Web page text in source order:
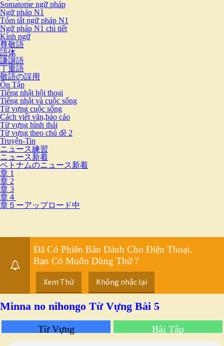
Somatome ngữ pháp
Ngữ pháp N1
Tóm tắt ngữ pháp N1
Ngữ pháp N1 chi tiết
Kính ngữ
尊敬語
語体
謙譲語
丁重語
敬語の誤用
Ôn Tập
Tiếng nhật hội thoại
Tiếng nhật và cuộc sống
Từ vựng cuộc sống
Cách viết văn,báo cáo
Từ vựng hình thái
Từ vựng theo chủ đề 2
Truyện-Tin
ニュース練習
ニュース新着
ベトナムのニュース新着
章 1
章 2
章 3
章４
章５ーアップロード中
Đã Có Phiên Bản Dành Cho Điện Thoại.
Bạn Có Muốn Dùng Thử ?
Xem Thử Không nhắc lại
Minna no nihongo Từ Vựng Bài 5
Từ Vựng Bài Tập